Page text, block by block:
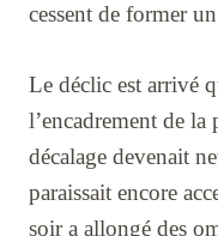
cessent de former
Le déclic est arrivé
l’encadrement de
décalage devenait
paraissait encore
soir a allongé des